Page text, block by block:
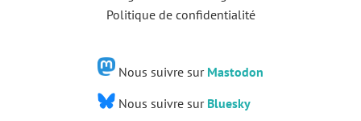
Politique de confidentialité
Nous suivre sur Mastodon
Nous suivre sur Bluesky